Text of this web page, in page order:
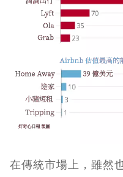
在傳統市場上，雖然